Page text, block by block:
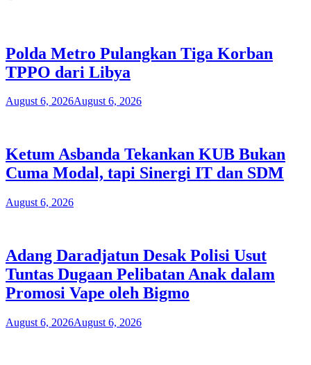
Polda Metro Pulangkan Tiga Korban
TPPO dari Libya
August 6, 2026August 6, 2026
Ketum Asbanda Tekankan KUB Bukan
Cuma Modal, tapi Sinergi IT dan SDM
August 6, 2026
Adang Daradjatun Desak Polisi Usut
Tuntas Dugaan Pelibatan Anak dalam
Promosi Vape oleh Bigmo
August 6, 2026August 6, 2026